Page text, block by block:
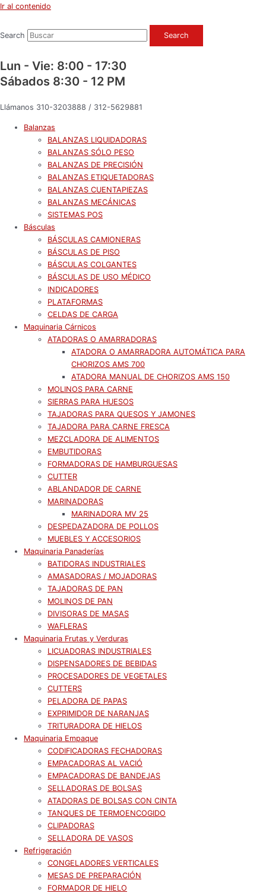
Ir al contenido
Search Search
Lun - Vie: 8:00 - 17:30
Sábados 8:30 - 12 PM
Llámanos 310-3203888 / 312-5629881
Balanzas
BALANZAS LIQUIDADORAS
BALANZAS SÓLO PESO
BALANZAS DE PRECISIÓN
BALANZAS ETIQUETADORAS
BALANZAS CUENTAPIEZAS
BALANZAS MECÁNICAS
SISTEMAS POS
Básculas
BÁSCULAS CAMIONERAS
BÁSCULAS DE PISO
BÁSCULAS COLGANTES
BÁSCULAS DE USO MÉDICO
INDICADORES
PLATAFORMAS
CELDAS DE CARGA
Maquinaria Cárnicos
ATADORAS O AMARRADORAS
ATADORA O AMARRADORA AUTOMÁTICA PARA
CHORIZOS AMS 700
ATADORA MANUAL DE CHORIZOS AMS 150
MOLINOS PARA CARNE
SIERRAS PARA HUESOS
TAJADORAS PARA QUESOS Y JAMONES
TAJADORA PARA CARNE FRESCA
MEZCLADORA DE ALIMENTOS
EMBUTIDORAS
FORMADORAS DE HAMBURGUESAS
CUTTER
ABLANDADOR DE CARNE
MARINADORAS
MARINADORA MV 25
DESPEDAZADORA DE POLLOS
MUEBLES Y ACCESORIOS
Maquinaria Panaderías
BATIDORAS INDUSTRIALES
AMASADORAS / MOJADORAS
TAJADORAS DE PAN
MOLINOS DE PAN
DIVISORAS DE MASAS
WAFLERAS
Maquinaria Frutas y Verduras
LICUADORAS INDUSTRIALES
DISPENSADORES DE BEBIDAS
PROCESADORES DE VEGETALES
CUTTERS
PELADORA DE PAPAS
EXPRIMIDOR DE NARANJAS
TRITURADORA DE HIELOS
Maquinaria Empaque
CODIFICADORAS FECHADORAS
EMPACADORAS AL VACIÓ
EMPACADORAS DE BANDEJAS
SELLADORAS DE BOLSAS
ATADORAS DE BOLSAS CON CINTA
TANQUES DE TERMOENCOGIDO
CLIPADORAS
SELLADORA DE VASOS
Refrigeración
CONGELADORES VERTICALES
MESAS DE PREPARACIÓN
FORMADOR DE HIELO